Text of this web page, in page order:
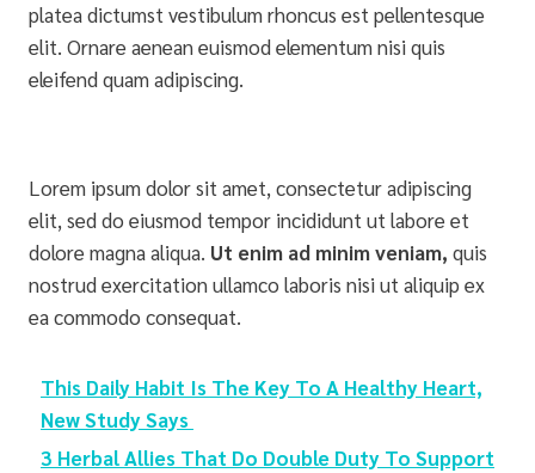
platea dictumst vestibulum rhoncus est pellentesque
elit. Ornare aenean euismod elementum nisi quis
eleifend quam adipiscing.
Lorem ipsum dolor sit amet, consectetur adipiscing
elit, sed do eiusmod tempor incididunt ut labore et
dolore magna aliqua. Ut enim ad minim veniam, quis
nostrud exercitation ullamco laboris nisi ut aliquip ex
ea commodo consequat.
This Daily Habit Is The Key To A Healthy Heart,
New Study Says
3 Herbal Allies That Do Double Duty To Support